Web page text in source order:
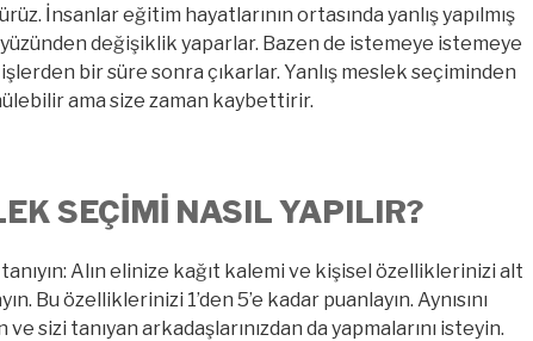
İnsanlar eğitim hayatlarının ortasında yanlış yapılmış
değişiklik yaparlar. Bazen de istemeye istemeye
bir süre sonra çıkarlar. Yanlış meslek seçiminden
ama size zaman kaybettirir.
SEÇİMİ NASIL YAPILIR?
Alın elinize kağıt kalemi ve kişisel özelliklerinizi alt
Bu özelliklerinizi 1’den 5’e kadar puanlayın. Aynısını
ve sizi tanıyan arkadaşlarınızdan da yapmalarını isteyin.